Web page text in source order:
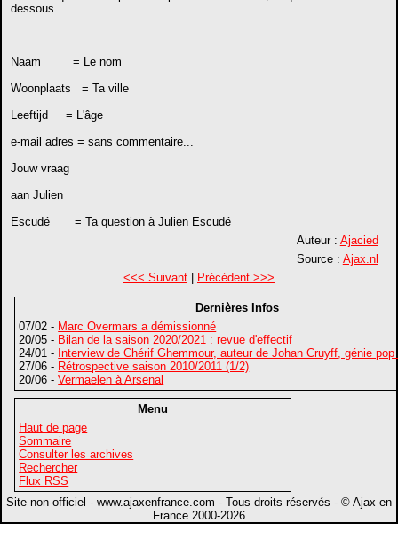
dessous.
Naam = Le nom
Woonplaats = Ta ville
Leeftijd = L'âge
e-mail adres = sans commentaire...
Jouw vraag
aan Julien
Escudé = Ta question à Julien Escudé
Auteur : Ajacied
Source : Ajax.nl
<<< Suivant| Précédent >>>
Dernières Infos
07/02 - Marc Overmars a démissionné
20/05 - Bilan de la saison 2020/2021 : revue d'effectif
24/01 - Interview de Chérif Ghemmour, auteur de Johan Cruyff, génie
27/06 - Rétrospective saison 2010/2011 (1/2)
20/06 -Vermaelen à Arsenal
Menu
Haut de page
Sommaire
Consulter les archives
Rechercher
Flux RSS
Site non-officiel - www.ajaxenfrance.com - Tous droits réservés - © Ajax en
France 2000-2026